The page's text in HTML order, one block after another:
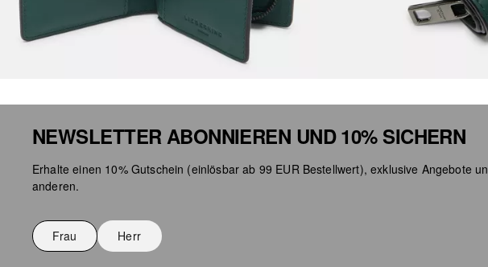
NEWSLETTER ABONNIEREN UND 10% SICHERN
Erhalte einen 10% Gutschein (einlösbar ab 99 EUR Bestellwert), exklusive Angebote
anderen.
Frau Herr